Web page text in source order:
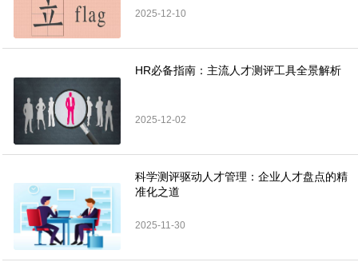
2025-12-10
HR必备指南：主流人才测评工具全景解析
2025-12-02
科学测评驱动人才管理：企业人才盘点的精
准化之道
2025-11-30